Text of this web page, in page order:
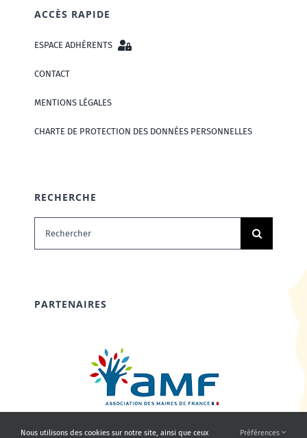
ACCÈS RAPIDE
ESPACE ADHÉRENTS
CONTACT
MENTIONS LÉGALES
CHARTE DE PROTECTION DES DONNÉES PERSONNELLES
RECHERCHE
Rechercher:
PARTENAIRES
Nous utilisons des cookies sur notre site, ainsi que ceux Préférences